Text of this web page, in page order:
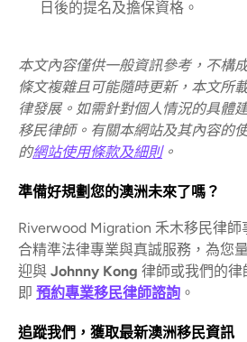
日後的提名及擔保資格。
本文內容僅供一般資訊參考，不構
條文複雜且可能隨時更新，本文所
律發展。如需針對個人情況的具體
移民律師。有關本網站及其內容的
的網站使用條款及細則。
準備好規劃您的澳洲未來了嗎？
Riverwood Migration 禾木移民律
合精準法律專業與真誠服務，為您
迎與 Johnny Kong 律師或我們的
即 預約專業移民律師諮詢 。
追蹤我們，獲取最新澳洲移民資訊